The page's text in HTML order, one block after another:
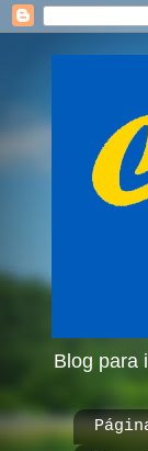
Blog para